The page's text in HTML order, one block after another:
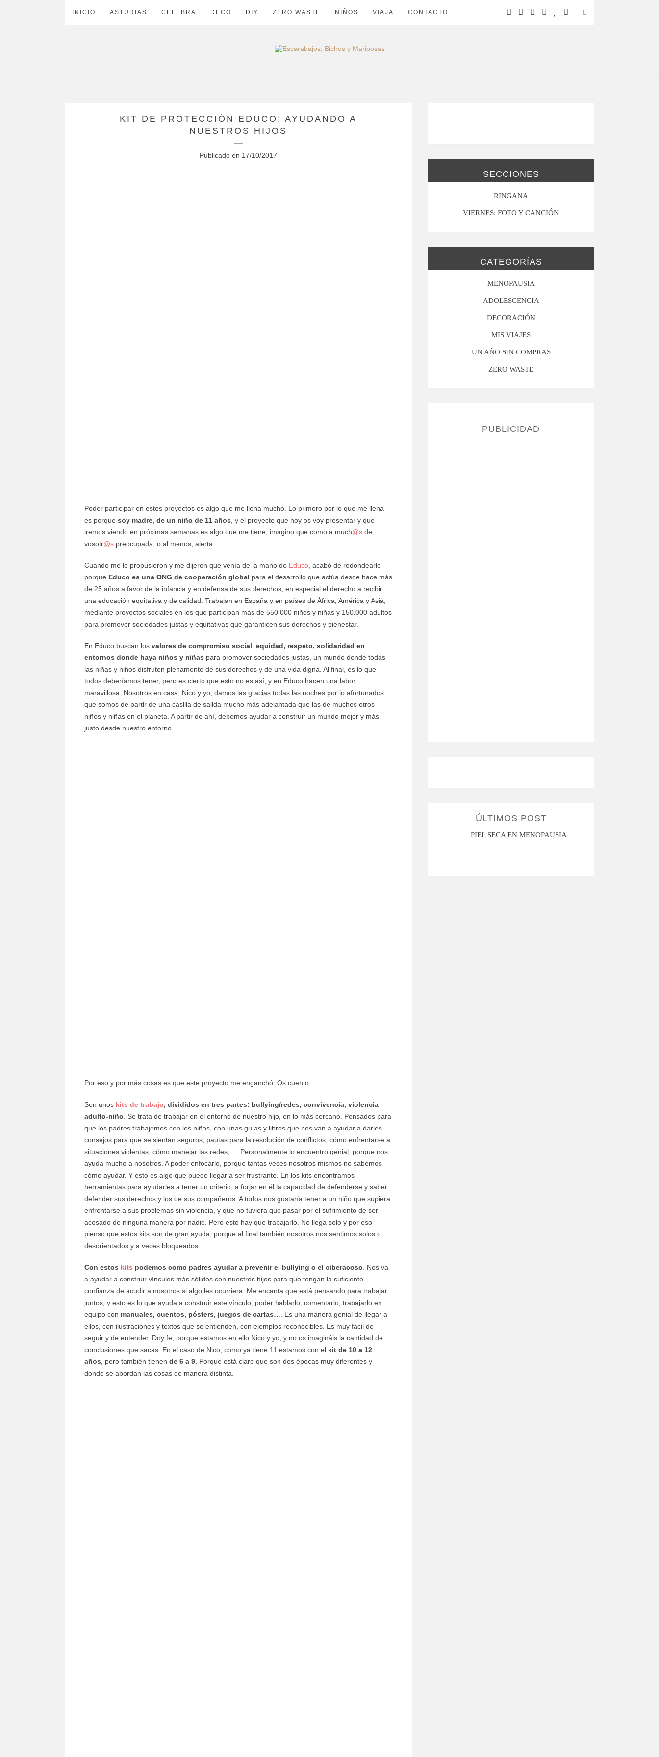
INICIO ASTURIAS CELEBRA DECO DIY ZERO WASTE NIÑOS VIAJA CONTACTO
KIT DE PROTECCIÓN EDUCO: AYUDANDO A
NUESTROS HIJOS
Publicado en 17/10/2017
Poder participar en estos proyectos es algo que me llena mucho. Lo primero por lo que me llena
es porque soy madre, de un niño de 11 años, y el proyecto que hoy os voy presentar y que
iremos viendo en próximas semanas es algo que me tiene, imagino que como a much@s de
vosotr@s preocupada, o al menos, alerta.
Cuando me lo propusieron y me dijeron que venía de la mano de Educo, acabó de redondearlo
porque Educo es una ONG de cooperación global para el desarrollo que actúa desde hace más
de 25 años a favor de la infancia y en defensa de sus derechos, en especial el derecho a recibir
una educación equitativa y de calidad. Trabajan en España y en países de África, América y Asia,
mediante proyectos sociales en los que participan más de 550.000 niños y niñas y 150.000 adultos
para promover sociedades justas y equitativas que garanticen sus derechos y bienestar.
En Educo buscan los valores de compromiso social, equidad, respeto, solidaridad en
entornos donde haya niños y niñas para promover sociedades justas, un mundo donde todas
las niñas y niños disfruten plenamente de sus derechos y de una vida digna. Al final, es lo que
todos deberíamos tener, pero es cierto que esto no es así, y en Educo hacen una labor
maravillosa. Nosotros en casa, Nico y yo, damos las gracias todas las noches por lo afortunados
que somos de partir de una casilla de salida mucho más adelantada que las de muchos otros
niños y niñas en el planeta. A partir de ahí, debemos ayudar a construir un mundo mejor y más
justo desde nuestro entorno.
Por eso y por más cosas es que este proyecto me enganchó. Os cuento.
Son unos kits de trabajo, divididos en tres partes: bullying/redes, convivencia, violencia
adulto-niño. Se trata de trabajar en el entorno de nuestro hijo, en lo más cercano. Pensados para
que los padres trabajemos con los niños, con unas guías y libros que nos van a ayudar a darles
consejos para que se sientan seguros, pautas para la resolución de conflictos, cómo enfrentarse a
situaciones violentas, cómo manejar las redes, … Personalmente lo encuentro genial, porque nos
ayuda mucho a nosotros. A poder enfocarlo, porque tantas veces nosotros mismos no sabemos
cómo ayudar. Y esto es algo que puede llegar a ser frustrante. En los kits encontramos
herramientas para ayudarles a tener un criterio, a forjar en él la capacidad de defenderse y saber
defender sus derechos y los de sus compañeros. A todos nos gustaría tener a un niño que supiera
enfrentarse a sus problemas sin violencia, y que no tuviera que pasar por el sufrimiento de ser
acosado de ninguna manera por nadie. Pero esto hay que trabajarlo. No llega solo y por eso
pienso que estos kits son de gran ayuda, porque al final también nosotros nos sentimos solos o
desorientados y a veces bloqueados.
Con estos kits podemos como padres ayudar a prevenir el bullying o el ciberacoso. Nos va
a ayudar a construir vínculos más sólidos con nuestros hijos para que tengan la suficiente
confianza de acudir a nosotros si algo les ocurriera. Me encanta que está pensando para trabajar
juntos, y esto es lo que ayuda a construir este vínculo, poder hablarlo, comentarlo, trabajarlo en
equipo con manuales, cuentos, pósters, juegos de cartas…. Es una manera genial de llegar a
ellos, con ilustraciones y textos que se entienden, con ejemplos reconocibles. Es muy fácil de
seguir y de entender. Doy fe, porque estamos en ello Nico y yo, y no os imagináis la cantidad de
conclusiones que sacas. En el caso de Nico, como ya tiene 11 estamos con el kit de 10 a 12
años, pero también tienen de 6 a 9. Porque está claro que son dos épocas muy diferentes y
donde se abordan las cosas de manera distinta.
SECCIONES
RINGANA
VIERNES: FOTO Y CANCIÓN
CATEGORÍAS
MENOPAUSIA
ADOLESCENCIA
DECORACIÓN
MIS VIAJES
UN AÑO SIN COMPRAS
ZERO WASTE
PUBLICIDAD
ÚLTIMOS POST
PIEL SECA EN MENOPAUSIA